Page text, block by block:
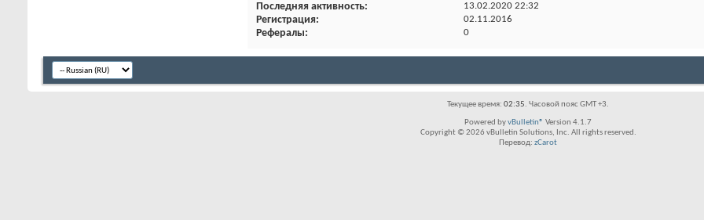
Последняя активность 13.02.202022:32
Регистрация 02.11.2016
Рефералы 0
Текущее время: 02:35. Часовой пояс GMT +3.
Powered byvBulletin® Version 4.1.7
Copyright © 2026 vBulletin Solutions, Inc. All rights reserved.
Перевод: zCarot